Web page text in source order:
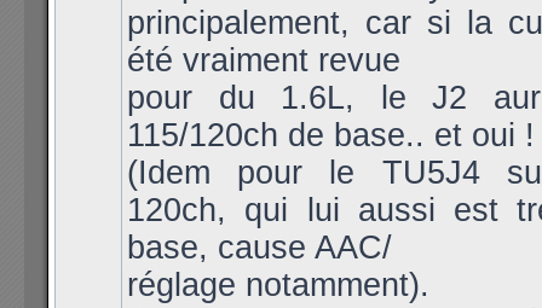
principalement, car si la
été vraiment revue
pour du 1.6L, le J2
115/120ch de base.. et oui !
(Idem pour le TU5J4
120ch, qui lui aussi est
base, cause AAC/
réglage notamment).